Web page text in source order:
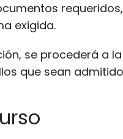
exigida.
se procederá a
que sean